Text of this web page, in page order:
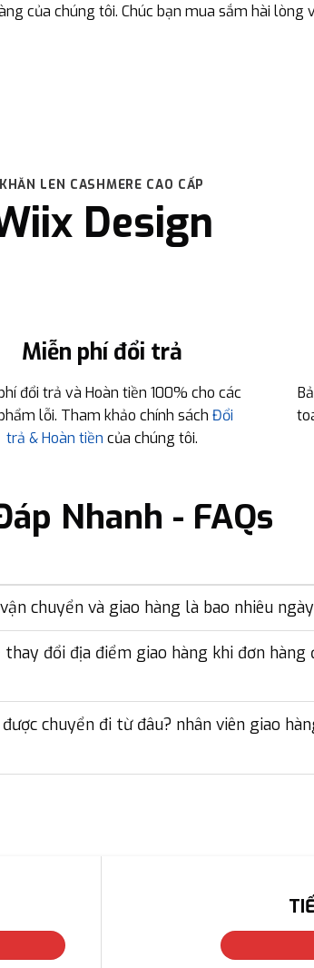
của chúng tôi. Chúc bạn mua sắm hài lòng
KHĂN LEN CASHMERE CAO CẤP
Design
Miễn phí đổi trả
đổi trả và Hoàn tiền 100% cho các
lỗi. Tham khảo chính sách Đổi
trả & Hoàn tiền của chúng tôi.
Nhanh - FAQs
chuyển và giao hàng là bao nhiêu
thay đổi địa điểm giao hàng khi đơn hàng
chuyển đi từ đâu? nhân viên giao